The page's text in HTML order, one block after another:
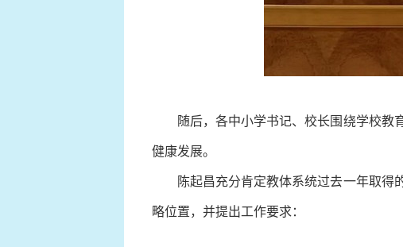
随后，各中小学书记、校长围绕学校教育
健康发展。
陈起昌充分肯定教体系统过去一年取得的
略位置，并提出工作要求：